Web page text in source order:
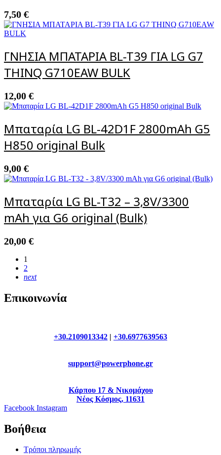
7,50 €
ΓΝΗΣΙΑ ΜΠΑΤΑΡΙΑ BL-T39 ΓΙΑ LG G7
THINQ G710EAW BULK
12,00 €
Μπαταρία LG BL-42D1F 2800mAh G5
H850 original Bulk
9,00 €
Μπαταρία LG BL-T32 – 3,8V/3300
mAh για G6 original (Bulk)
20,00 €
1
2
next
Επικοινωνία
+30.2109013342 | +30.6977639563
support@powerphone.gr
Κάρπου 17 & Νικομάχου
Νέος Κόσμος, 11631
Facebook Instagram
Βοήθεια
Τρόποι πληρωμής